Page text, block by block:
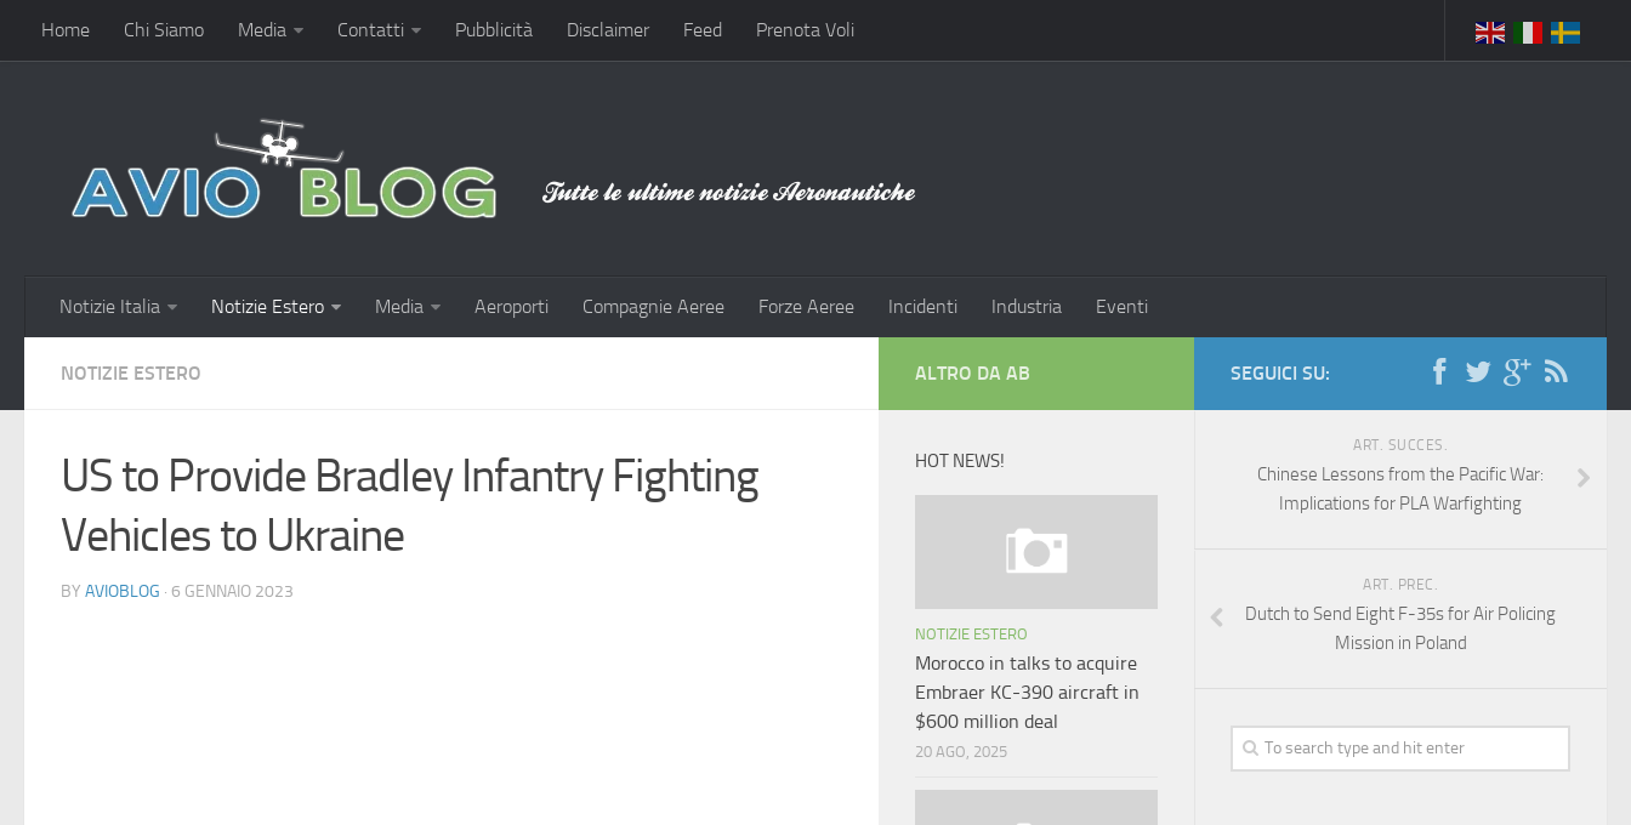
Home Chi Siamo Media Contatti Pubblicità Disclaimer Feed Prenota Voli
Notizie Italia Notizie Estero Media Aeroporti Compagnie Aeree Forze Aeree Incidenti Industria Eventi
NOTIZIE ESTERO
US to Provide Bradley Infantry Fighting
Vehicles to Ukraine
BY AVIOBLOG · 6 GENNAIO 2023
SEGUICI SU:
ART. SUCCES.
Chinese Lessons from the Pacific War:
Implications for PLA Warfighting
ART. PREC.
Dutch to Send Eight F-35s for Air Policing
Mission in Poland
ALTRO DA AB
HOT NEWS!
NOTIZIE ESTERO
Morocco in talks to acquire
Embraer KC-390 aircraft in
$600 million deal
20 AGO, 2025